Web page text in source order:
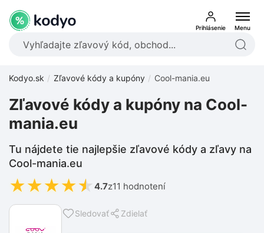
Prihlásenie Menu
Kodyo.sk Zľavové kódy a kupóny Cool-mania.eu
Sledovať Zdielať
Zľavové kódy a kupóny na Cool-
mania.eu
Tu nájdete tie najlepšie zľavové kódy a zľavy na
Cool-mania.eu
★★★★★ 4.7z11 hodnotení